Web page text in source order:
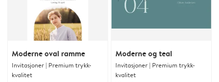
Moderne oval ramme
Invitasjoner | Premium trykk-
kvalitet
Moderne og teal
Invitasjoner | Premium trykk-
kvalitet